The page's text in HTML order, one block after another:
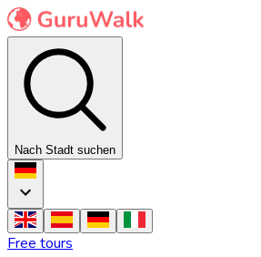
Nach Stadt suchen
Free tours